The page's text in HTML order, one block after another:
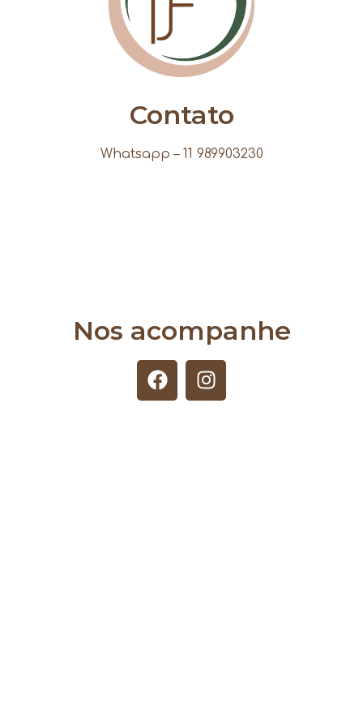
Contato
Whatsapp – 11 989903230
Nos acompanhe